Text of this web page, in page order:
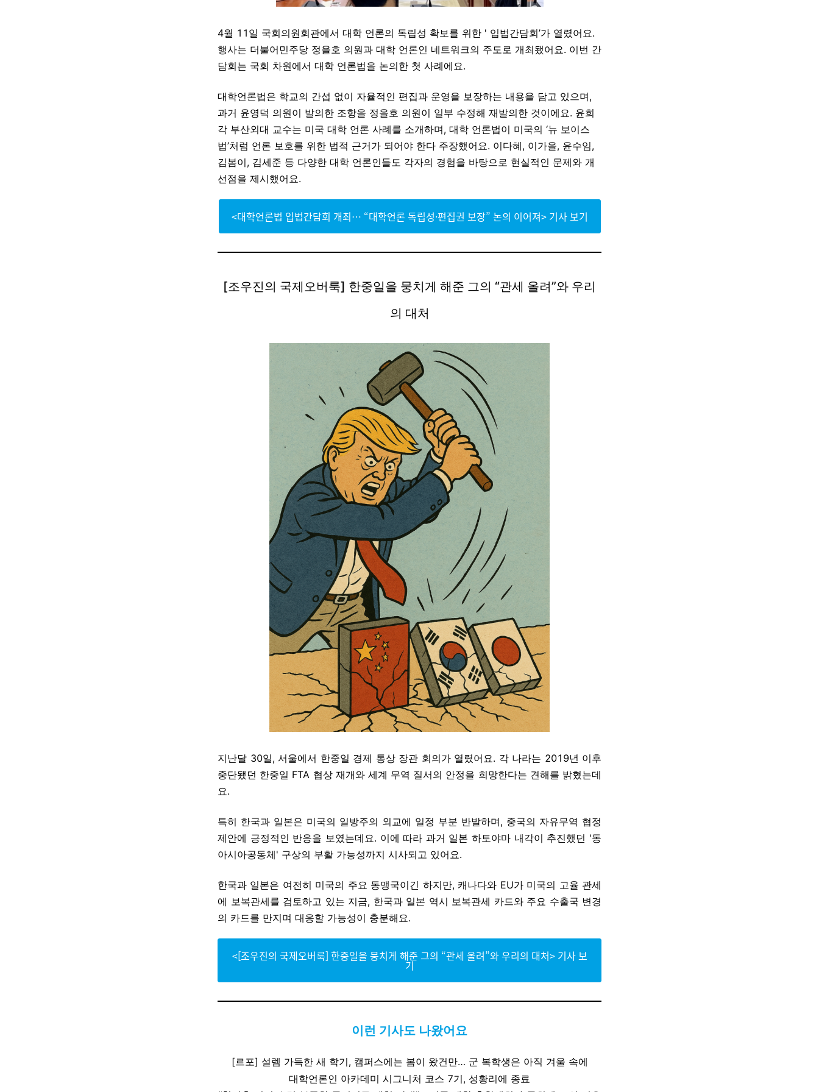
4월 11일 국회의원회관에서 대학 언론의 독립성 확보를 위한 ' 입법간담회’가 열렸어요.
행사는 더불어민주당 정을호 의원과 대학 언론인 네트워크의 주도로 개최됐어요. 이번 간
담회는 국회 차원에서 대학 언론법을 논의한 첫 사례에요.
대학언론법은 학교의 간섭 없이 자율적인 편집과 운영을 보장하는 내용을 담고 있으며,
과거 윤영덕 의원이 발의한 조항을 정을호 의원이 일부 수정해 재발의한 것이에요. 윤희
각 부산외대 교수는 미국 대학 언론 사례를 소개하며, 대학 언론법이 미국의 ‘뉴 보이스
법’처럼 언론 보호를 위한 법적 근거가 되어야 한다 주장했어요. 이다혜, 이가을, 윤수임,
김봄이, 김세준 등 다양한 대학 언론인들도 각자의 경험을 바탕으로 현실적인 문제와 개
선점을 제시했어요.
<대학언론법 입법간담회 개최… “대학언론 독립성·편집권 보장” 논의 이어져> 기사 보기
[조우진의 국제오버룩] 한중일을 뭉치게 해준 그의 “관세 올려”와 우리
의 대처
지난달 30일, 서울에서 한중일 경제 통상 장관 회의가 열렸어요. 각 나라는 2019년 이후
중단됐던 한중일 FTA 협상 재개와 세계 무역 질서의 안정을 희망한다는 견해를 밝혔는데
요.
특히 한국과 일본은 미국의 일방주의 외교에 일정 부분 반발하며, 중국의 자유무역 협정
제안에 긍정적인 반응을 보였는데요. 이에 따라 과거 일본 하토야마 내각이 추진했던 '동
아시아공동체' 구상의 부활 가능성까지 시사되고 있어요.
한국과 일본은 여전히 미국의 주요 동맹국이긴 하지만, 캐나다와 EU가 미국의 고율 관세
에 보복관세를 검토하고 있는 지금, 한국과 일본 역시 보복관세 카드와 주요 수출국 변경
의 카드를 만지며 대응할 가능성이 충분해요.
<[조우진의 국제오버룩] 한중일을 뭉치게 해준 그의 “관세 올려”와 우리의 대처> 기사 보
기
이런 기사도 나왔어요
[르포] 설렘 가득한 새 학기, 캠퍼스에는 봄이 왔건만… 군 복학생은 아직 겨울 속에
대학언론인 아카데미 시그니처 코스 7기, 성황리에 종료